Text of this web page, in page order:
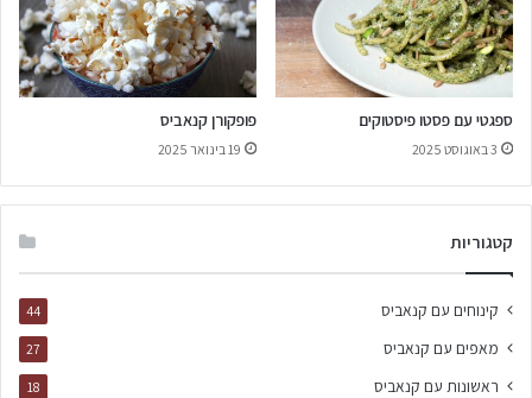
ספגטי עם פסטו פיסטוקים
3 באוגוסט 2025
פופקורן קנאביס
19 בינואר 2025
קטגוריות
קינוחים עם קנאביס 44
מאפים עם קנאביס 27
ראשונות עם קנאביס 18